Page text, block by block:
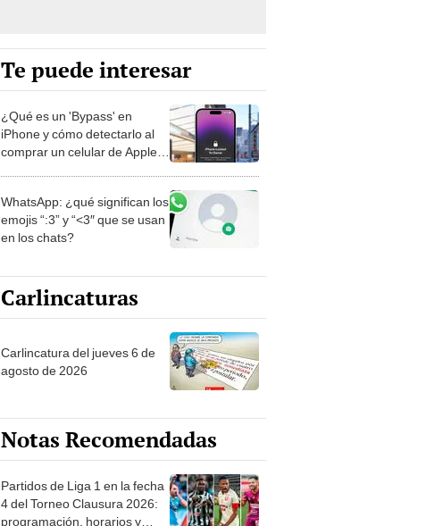
Te puede interesar
¿Qué es un 'Bypass' en
iPhone y cómo detectarlo al
comprar un celular de Apple
WhatsApp: ¿qué significan los
emojis “:3” y “<3″ que se usan
en los chats?
Carlincaturas
Carlincatura del jueves 6 de
agosto de 2026
Notas Recomendadas
Partidos de Liga 1 en la fecha
4 del Torneo Clausura 2026:
programación, horarios y